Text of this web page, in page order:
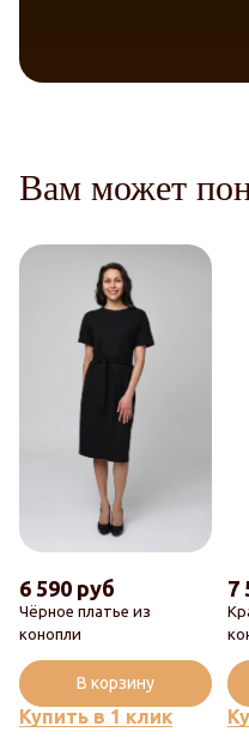
Вам может
Чёрное платье из
конопли
6 590 руб
Купить в 1 клик
В корзину
7